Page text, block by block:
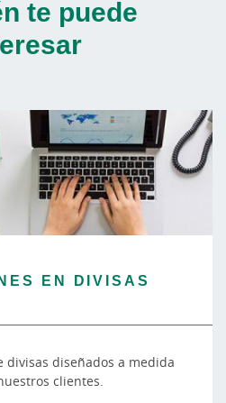
te puede
EN DIVISAS
divisas diseñados a medida
clientes.